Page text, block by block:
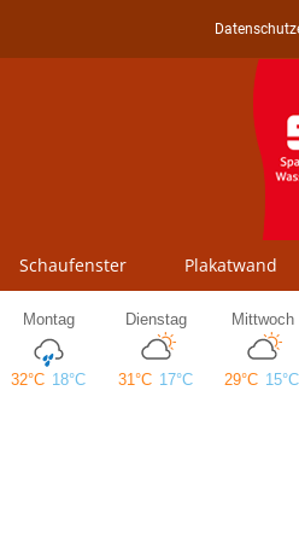
Schaufenster Plakatwand